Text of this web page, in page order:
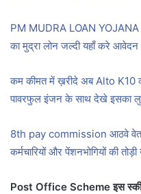
PM MUDRA LOAN
का मुद्रा लोन जल्दी यहाँ करे
कम कीमत में ख़रीदे अब Alto K10
पावरफुल इंजन के साथ देखे इसका
8th pay commission आठवे
कर्मचारियों और पेंशनभोगियों की तोड़ी
Post Office Scheme इस स्कीम